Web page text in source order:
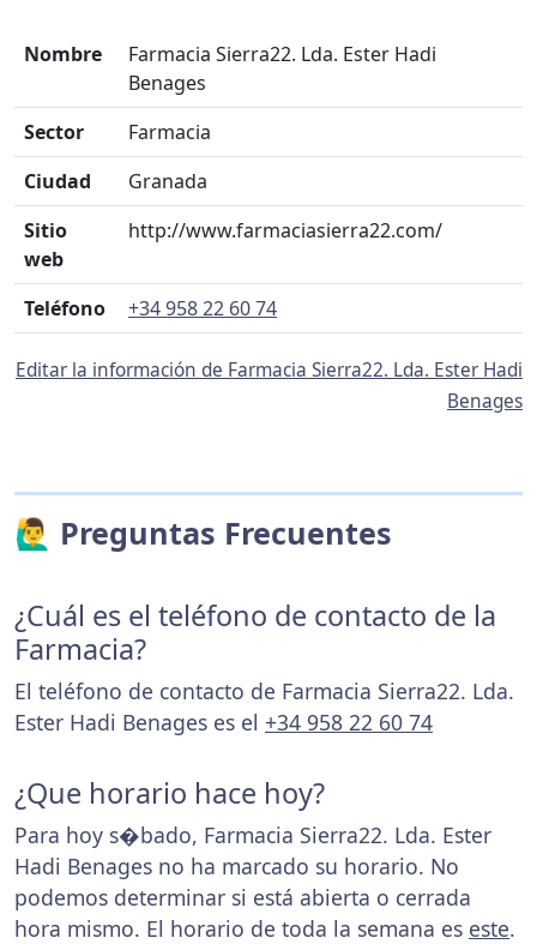
Nombre
Farmacia Sierra22. Lda. Ester Hadi
Benages
Sector
Farmacia
Ciudad
Granada
Sitio
web
http://www.farmaciasierra22.com/
Teléfono +34 958 22 60 74
Editar la información de Farmacia Sierra22. Lda. Ester Hadi
Benages
🙋‍♂️ Preguntas Frecuentes
¿Cuál es el teléfono de contacto de la
Farmacia?
El teléfono de contacto de Farmacia Sierra22. Lda.
Ester Hadi Benages es el +34 958 22 60 74
¿Que horario hace hoy?
Para hoy s�bado, Farmacia Sierra22. Lda. Ester
Hadi Benages no ha marcado su horario. No
podemos determinar si está abierta o cerrada
hora mismo. El horario de toda la semana es este.